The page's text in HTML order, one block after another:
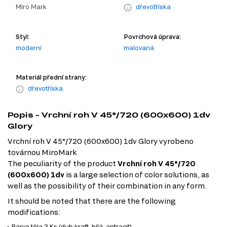
Miro Mark dřevotříska
Styl:
moderní
Povrchová úprava:
malovaná
Materiál přední strany:
dřevotříska
Popis - Vrchní roh V 45°/720 (600x600) 1dv
Glory
Vrchní roh V 45°/720 (600x600) 1dv Glory vyrobeno
továrnou MiroMark
The peculiarity of the product Vrchní roh V 45°/720
(600x600) 1dv is a large selection of color solutions, as
well as the possibility of their combination in any form.
It should be noted that there are the following
modifications: